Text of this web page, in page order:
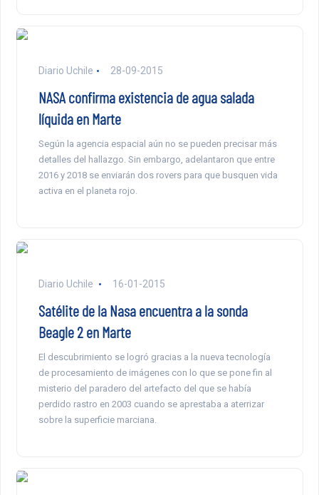
Diario Uchile 28-09-2015
NASA confirma existencia de agua salada
líquida en Marte
Según la agencia espacial aún no se pueden precisar más
detalles del hallazgo. Sin embargo, adelantaron que entre
2016 y 2018 se enviarán dos rovers para que busquen vida
activa en el planeta rojo.
Diario Uchile 16-01-2015
Satélite de la Nasa encuentra a la sonda
Beagle 2 en Marte
El descubrimiento se logró gracias a la nueva tecnología
de procesamiento de imágenes con lo que se pone fin al
misterio del paradero del artefacto del que se había
perdido rastro en 2003 cuando se aprestaba a aterrizar
sobre la superficie marciana.